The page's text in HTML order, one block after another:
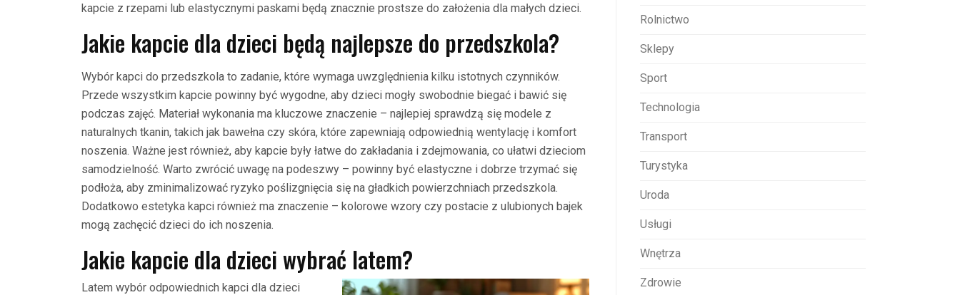
kapcie z rzepami lub elastycznymi paskami będą znacznie prostsze do założenia dla małych dzieci.
Jakie kapcie dla dzieci będą najlepsze do przedszkola?
Wybór kapci do przedszkola to zadanie, które wymaga uwzględnienia kilku istotnych czynników.
Przede wszystkim kapcie powinny być wygodne, aby dzieci mogły swobodnie biegać i bawić się
podczas zajęć. Materiał wykonania ma kluczowe znaczenie – najlepiej sprawdzą się modele z
naturalnych tkanin, takich jak bawełna czy skóra, które zapewniają odpowiednią wentylację i komfort
noszenia. Ważne jest również, aby kapcie były łatwe do zakładania i zdejmowania, co ułatwi dzieciom
samodzielność. Warto zwrócić uwagę na podeszwy – powinny być elastyczne i dobrze trzymać się
podłoża, aby zminimalizować ryzyko poślizgnięcia się na gładkich powierzchniach przedszkola.
Dodatkowo estetyka kapci również ma znaczenie – kolorowe wzory czy postacie z ulubionych bajek
mogą zachęcić dzieci do ich noszenia.
Jakie kapcie dla dzieci wybrać latem?
Latem wybór odpowiednich kapci dla dzieci
Rolnictwo
Sklepy
Sport
Technologia
Transport
Turystyka
Uroda
Usługi
Wnętrza
Zdrowie